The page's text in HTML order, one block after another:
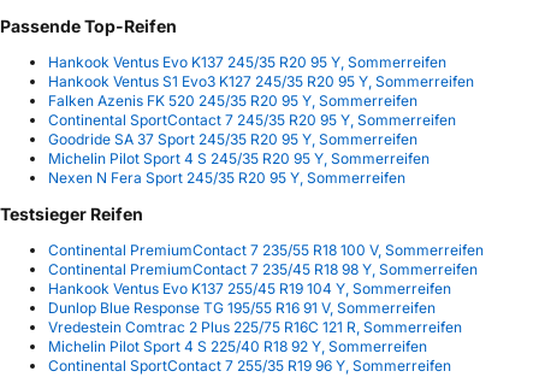
Passende Top-Reifen
Hankook Ventus Evo K137 245/35 R20 95 Y, Sommerreifen
Hankook Ventus S1 Evo3 K127 245/35 R20 95 Y, Sommerreifen
Falken Azenis FK 520 245/35 R20 95 Y, Sommerreifen
Continental SportContact 7 245/35 R20 95 Y, Sommerreifen
Goodride SA 37 Sport 245/35 R20 95 Y, Sommerreifen
Michelin Pilot Sport 4 S 245/35 R20 95 Y, Sommerreifen
Nexen N Fera Sport 245/35 R20 95 Y, Sommerreifen
Testsieger Reifen
Continental PremiumContact 7 235/55 R18 100 V, Sommerreifen
Continental PremiumContact 7 235/45 R18 98 Y, Sommerreifen
Hankook Ventus Evo K137 255/45 R19 104 Y, Sommerreifen
Dunlop Blue Response TG 195/55 R16 91 V, Sommerreifen
Vredestein Comtrac 2 Plus 225/75 R16C 121 R, Sommerreifen
Michelin Pilot Sport 4 S 225/40 R18 92 Y, Sommerreifen
Continental SportContact 7 255/35 R19 96 Y, Sommerreifen